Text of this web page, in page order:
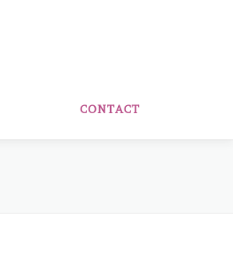
CONTACT